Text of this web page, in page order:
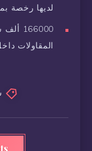
لديها رخصة
المقاولات